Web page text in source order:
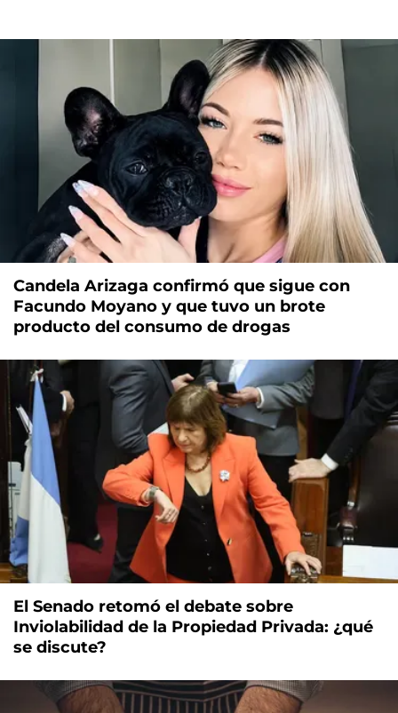
Candela Arizaga confirmó que sigue con
Facundo Moyano y que tuvo un brote
producto del consumo de drogas
El Senado retomó el debate sobre
Inviolabilidad de la Propiedad Privada: ¿qué
se discute?